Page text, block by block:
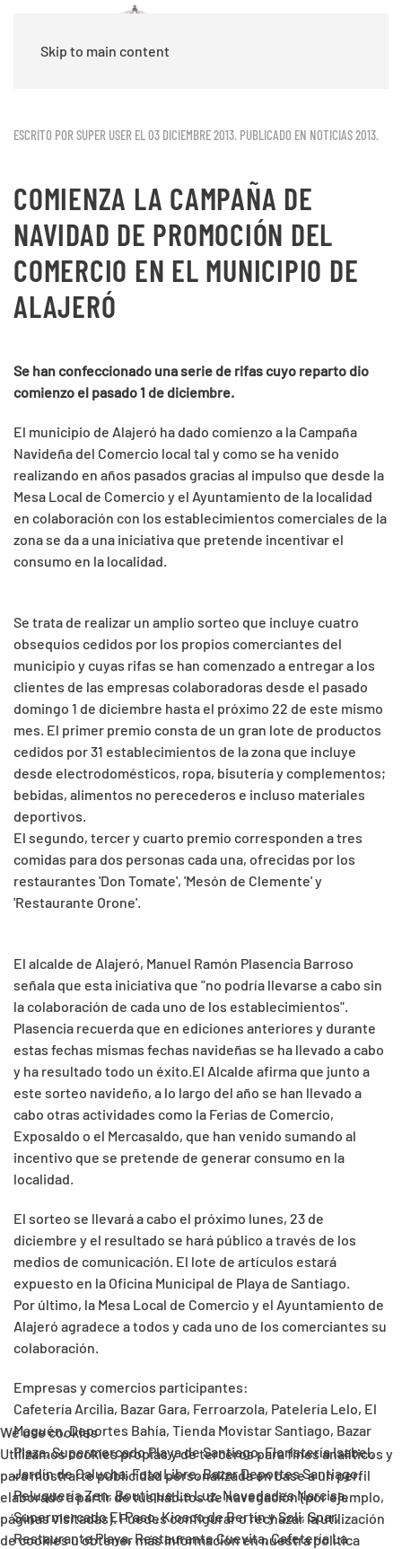
Skip to main content
ESCRITO POR SUPER USER EL03 DICIEMBRE 2013. PUBLICADO EN NOTICIAS 2013.
COMIENZA LA CAMPAÑA DE
NAVIDAD DE PROMOCIÓN DEL
COMERCIO EN EL MUNICIPIO DE
ALAJERÓ
Se han confeccionado una serie de rifas cuyo reparto dio
comienzo el pasado 1 de diciembre.
El municipio de Alajeró ha dado comienzo a la Campaña
Navideña del Comercio local tal y como se ha venido
realizando en años pasados gracias al impulso que desde la
Mesa Local de Comercio y el Ayuntamiento de la localidad
en colaboración con los establecimientos comerciales de la
zona se da a una iniciativa que pretende incentivar el
consumo en la localidad.
Se trata de realizar un amplio sorteo que incluye cuatro
obsequios cedidos por los propios comerciantes del
municipio y cuyas rifas se han comenzado a entregar a los
clientes de las empresas colaboradoras desde el pasado
domingo 1 de diciembre hasta el próximo 22 de este mismo
mes. El primer premio consta de un gran lote de productos
cedidos por 31 establecimientos de la zona que incluye
desde electrodomésticos, ropa, bisutería y complementos;
bebidas, alimentos no perecederos e incluso materiales
deportivos.
El segundo, tercer y cuarto premio corresponden a tres
comidas para dos personas cada una, ofrecidas por los
restaurantes 'Don Tomate', 'Mesón de Clemente' y
'Restaurante Orone'.
El alcalde de Alajeró, Manuel Ramón Plasencia Barroso
señala que esta iniciativa que "no podría llevarse a cabo sin
la colaboración de cada uno de los establecimientos".
Plasencia recuerda que en ediciones anteriores y durante
estas fechas mismas fechas navideñas se ha llevado a cabo
y ha resultado todo un éxito.El Alcalde afirma que junto a
este sorteo navideño, a lo largo del año se han llevado a
cabo otras actividades como la Ferias de Comercio,
Exposaldo o el Mercasaldo, que han venido sumando al
incentivo que se pretende de generar consumo en la
localidad.
El sorteo se llevará a cabo el próximo lunes, 23 de
diciembre y el resultado se hará público a través de los
medios de comunicación. El lote de artículos estará
expuesto en la Oficina Municipal de Playa de Santiago.
Por último, la Mesa Local de Comercio y el Ayuntamiento de
Alajeró agradece a todos y cada uno de los comerciantes su
colaboración.
Empresas y comercios participantes:
Cafetería Arcilia, Bazar Gara, Ferroarzola, Patelería Lelo, El
Maguén, Deportes Bahía, Tienda Movistar Santiago, Bazar
Plaza, Supermercado Playa de Santiago, Floristería Isabel,
Jardín de Calucha, Foto Libre, Bazar Deportes Santiago,
Peluquería Zen, Boutique La Luz, Novedades Narcisa,
Supermercado El Paso, Kiosco de Bertín y Soli, Spar,
Restaurante Playa, Restaurante Cuevita, Cafetería La
We use cookies
Utilizamos cookies propias y de terceros para fines analíticos y
para mostrarte publicidad personalizada en base a un perfil
elaborado a partir de tus hábitos de navegación (por ejemplo,
páginas visitadas). Puedes configurar o rechazar la utilización
de cookies u obtener más información en nuestra política